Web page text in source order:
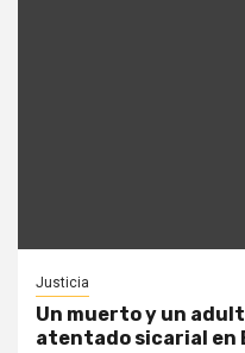
Justicia
Un muerto y un
atentado sicarial en